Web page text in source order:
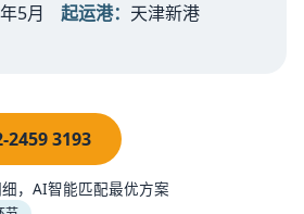
5月
起运港： 天津新港
2459 3193
，AI智能匹配最优方案